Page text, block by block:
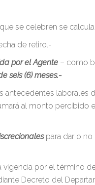
se celebren se
de retiro.-
por el Agente – como
seis (6) meses.-
laborales
al monto
para dar o no
vigencia por el término
Decreto del